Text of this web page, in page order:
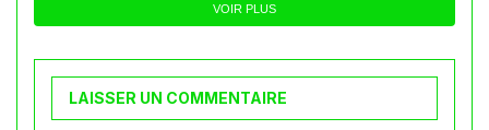
VOIR PLUS
LAISSER UN COMMENTAIRE